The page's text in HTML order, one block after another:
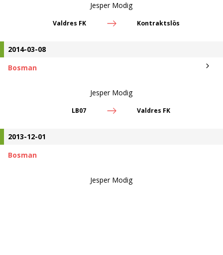
Jesper Modig
Valdres FK Kontraktslös
2014-03-08
Bosman
Jesper Modig
LB07 Valdres FK
2013-12-01
Bosman
Jesper Modig